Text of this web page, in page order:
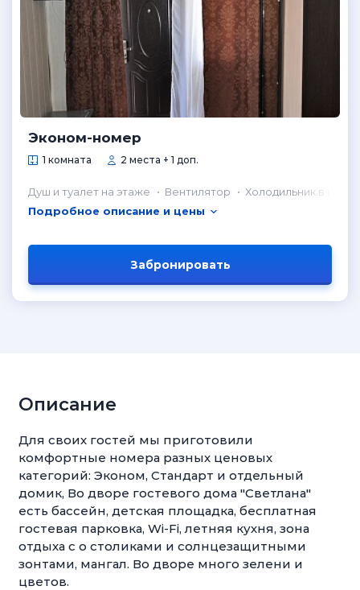
Эконом-номер
1 комната 2 места + 1 доп.
Душ и туалет на этаже Вентилятор
Холодильник в
Подробное описание и цены
Забронировать
Описание
Для своих гостей мы приготовили
комфортные номера разных ценовых
категорий: Эконом, Стандарт и отдельный
домик, Во дворе гостевого дома "Светлана"
есть бассейн, детская площадка, бесплатная
гостевая парковка, Wi-Fi, летняя кухня, зона
отдыха с о столиками и солнцезащитными
зонтами, мангал. Во дворе много зелени и
цветов.